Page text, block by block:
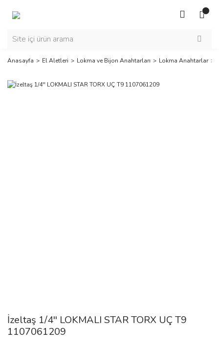
Anasayfa El Aletleri Lokma ve Bijon Anahtarları Lokma Anahtarlar
İzeltaş 1/4'' LOKMALI STAR TORX UÇ T9
1107061209